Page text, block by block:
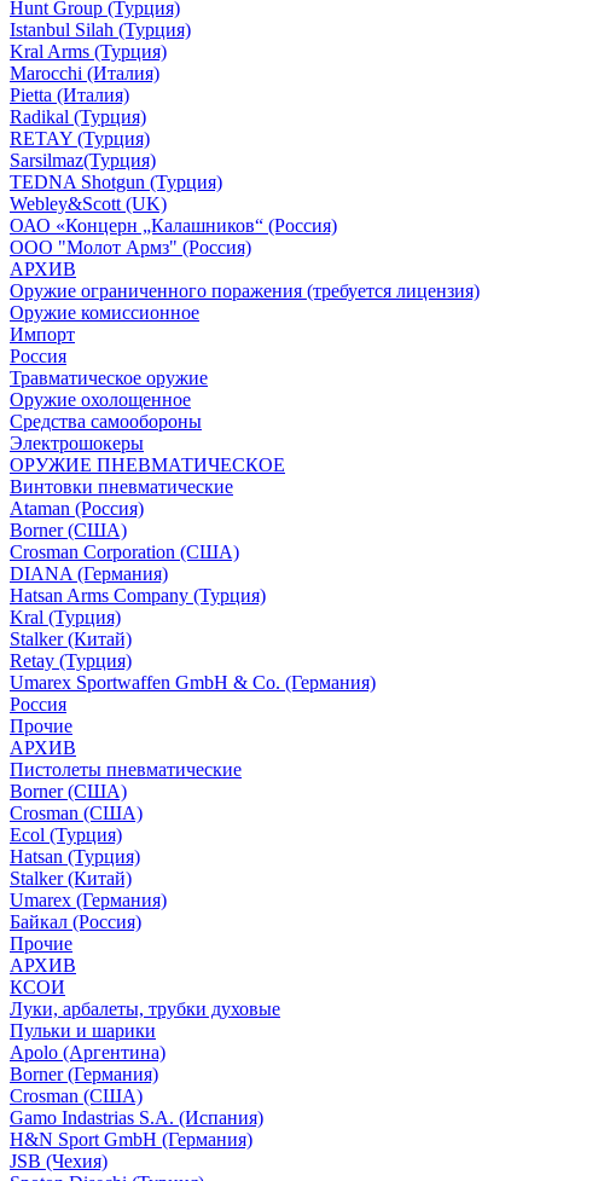
Hunt Group (Турция)
Istanbul Silah (Турция)
Kral Arms (Турция)
Marocchi (Италия)
Pietta (Италия)
Radikal (Турция)
RETAY (Турция)
Sarsilmaz(Турция)
TEDNA Shotgun (Турция)
Webley&Scott (UK)
ОАО «Концерн „Калашников“ (Россия)
ООО "Молот Армз" (Россия)
АРХИВ
Оружие ограниченного поражения (требуется лицензия)
Оружие комиссионное
Импорт
Россия
Травматическое оружие
Оружие охолощенное
Средства самообороны
Электрошокеры
ОРУЖИЕ ПНЕВМАТИЧЕСКОЕ
Винтовки пневматические
Ataman (Россия)
Borner (США)
Crosman Corporation (США)
DIANA (Германия)
Hatsan Arms Company (Турция)
Kral (Турция)
Stalker (Китай)
Retay (Турция)
Umarex Sportwaffen GmbH & Co. (Германия)
Россия
Прочие
АРХИВ
Пистолеты пневматические
Borner (США)
Crosman (США)
Ecol (Турция)
Hatsan (Турция)
Stalker (Китай)
Umarex (Германия)
Байкал (Россия)
Прочие
АРХИВ
КСОИ
Луки, арбалеты, трубки духовые
Пульки и шарики
Apolo (Аргентина)
Borner (Германия)
Crosman (США)
Gamo Indastrias S.A. (Испания)
H&N Sport GmbH (Германия)
JSB (Чехия)